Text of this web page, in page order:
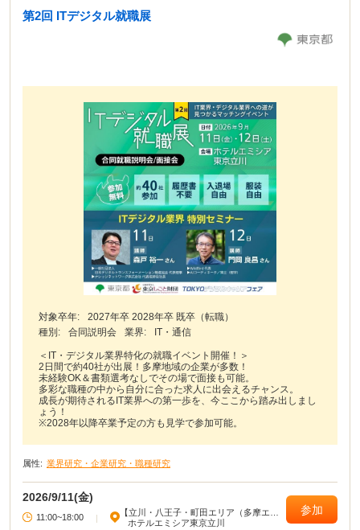
第2回 ITデジタル就職展
対象卒年:
2027年卒 2028年卒 既卒（転職）
種別:
合同説明会 業界: IT・通信
＜IT・デジタル業界特化の就職イベント開催！＞
2日間で約40社が出展！多摩地域の企業が多数！
未経験OK＆書類選考なしでその場で面接も可能。
多彩な職種の中から自分に合った求人に出会えるチャンス。
成長が期待されるIT業界への第一歩を、今ここから踏み出しまし
ょう！
※2028年以降卒業予定の方も見学で参加可能。
属性: 業界研究・企業研究・職種研究
2026/9/11(金)
11:00~18:00 |
【立川・八王子・町田エリア（多摩エリ
ア）】
ホテルエミシア東京立川
参加